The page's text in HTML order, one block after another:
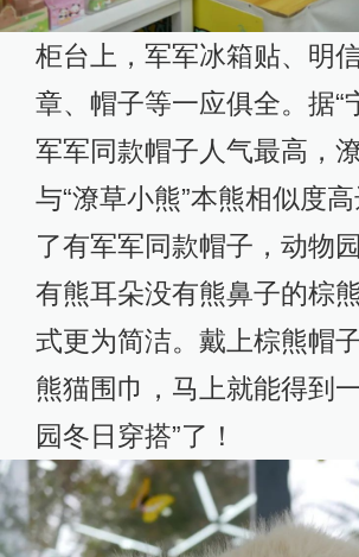
柜台上，军军冰箱贴、明
章、帽子等一应俱全。据“
军军同款帽子人气最高，
与“潦草小熊”本熊相似度
了有军军同款帽子，动物
有熊耳朵没有熊鼻子的棕
式更为简洁。戴上棕熊帽
熊猫围巾，马上就能得到
园冬日穿搭”了！